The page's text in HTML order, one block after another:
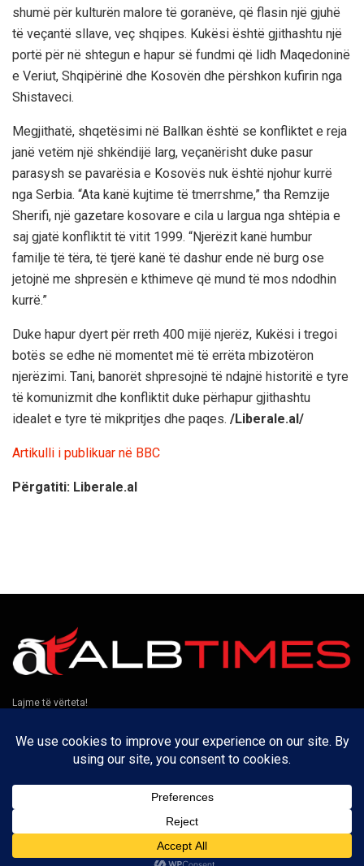
shumë për kulturën malore të goranëve, që flasin një gjuhë
të veçantë sllave, veç shqipes. Kukësi është gjithashtu një
portë për në shtegun e hapur së fundmi që lidh Maqedoninë
e Veriut, Shqipërinë dhe Kosovën dhe përshkon kufirin nga
Shistaveci.
Megjithatë, shqetësimi në Ballkan është se konfliktet e reja
janë vetëm një shkëndijë larg, veçanërisht duke pasur
parasysh se pavarësia e Kosovës nuk është njohur kurrë
nga Serbia. “Ata kanë kujtime të tmerrshme,” tha Remzije
Sherifi, një gazetare kosovare e cila u largua nga shtëpia e
saj gjatë konfliktit të vitit 1999. “Njerëzit kanë humbur
familje të tëra, të tjerë kanë të dashur ende në burg ose
jetojnë me shpresën e kthimeve që mund të mos ndodhin
kurrë.”
Duke hapur dyert për rreth 400 mijë njerëz, Kukësi i tregoi
botës se edhe në momentet më të errëta mbizotëron
njerëzimi. Tani, banorët shpresojnë të ndajnë historitë e tyre
të komunizmit dhe konfliktit duke përhapur gjithashtu
idealet e tyre të mikpritjes dhe paqes. /Liberale.al/
Artikulli i publikuar në BBC
Përgatiti: Liberale.al
Lajme të vërteta!
Të tjera
Kontakt Puno me ne Privatësia
Na ndiqni